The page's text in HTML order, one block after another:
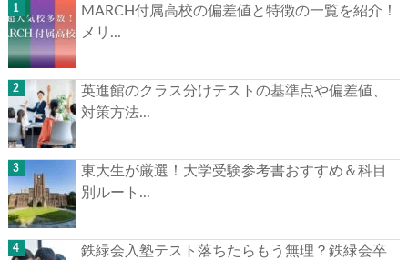
MARCH付属高校の偏差値と特徴の一覧を紹介！
メリ...
英進館のクラス分けテストの基準点や偏差値、
対策方法...
東大生が厳選！大学受験参考書おすすめ＆科目
別ルート...
鉄緑会入塾テスト落ちたらもう無理？鉄緑会卒